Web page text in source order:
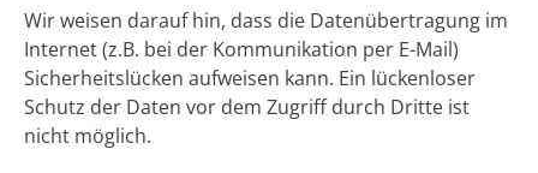
Wir weisen darauf hin, dass die Datenübertragung im
Internet (z.B. bei der Kommunikation per E-Mail)
Sicherheitslücken aufweisen kann. Ein lückenloser
Schutz der Daten vor dem Zugriff durch Dritte ist
nicht möglich.